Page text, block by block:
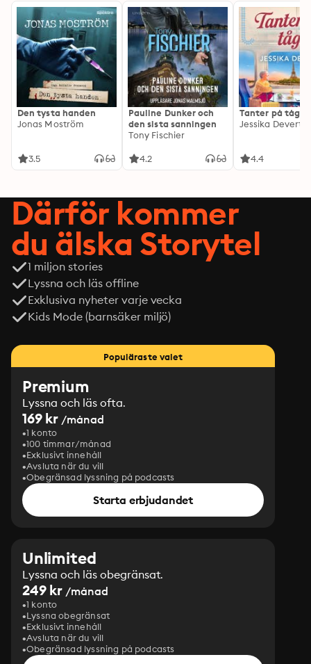
Den tysta handen
Jonas Moström
3.5
Pauline Dunker och
den sista sanningen
Tony Fischier
4.2
Tanter på tåg
Jessika Devert
4.4
Därför kommer
du älska Storytel
1 miljon stories
Lyssna och läs offline
Exklusiva nyheter varje vecka
Kids Mode (barnsäker miljö)
Populäraste valet
Premium
Lyssna och läs ofta.
169 kr /månad
1 konto
100 timmar/månad
Exklusivt innehåll
Avsluta när du vill
Obegränsad lyssning på podcasts
Starta erbjudandet
Unlimited
Lyssna och läs obegränsat.
249 kr /månad
1 konto
Lyssna obegränsat
Exklusivt innehåll
Avsluta när du vill
Obegränsad lyssning på podcasts